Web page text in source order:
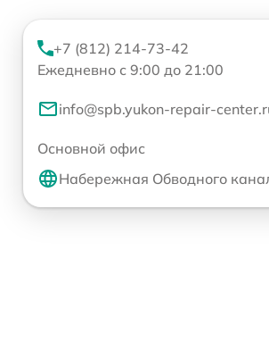
+7 (812) 214-73-42
Ежедневно с 9:00 до 21:00
info@spb.yukon-repair-
Основной офис
Набережная Обводного